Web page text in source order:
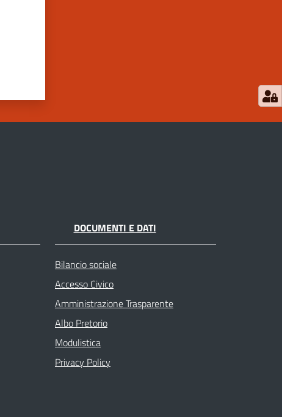
DOCUMENTI E DATI
Bilancio sociale
Accesso Civico
Amministrazione Trasparente
Albo Pretorio
Modulistica
Privacy Policy